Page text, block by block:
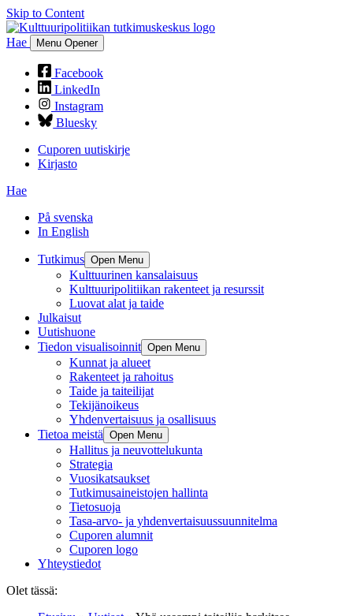
Skip to Content
Hae Menu Opener
Facebook
LinkedIn
Instagram
Bluesky
Cuporen uutiskirje
Kirjasto
Hae
På svenska
In English
Tutkimus Open Menu
Kulttuurinen kansalaisuus
Kulttuuripolitiikan rakenteet ja resurssit
Luovat alat ja taide
Julkaisut
Uutishuone
Tiedon visualisoinnit Open Menu
Kunnat ja alueet
Rakenteet ja rahoitus
Taide ja taiteilijat
Tekijänoikeus
Yhdenvertaisuus ja osallisuus
Tietoa meistä Open Menu
Hallitus ja neuvottelukunta
Strategia
Vuosikatsaukset
Tutkimusaineistojen hallinta
Tietosuoja
Tasa-arvo- ja yhdenvertaisuussuunnitelma
Cuporen alumnit
Cuporen logo
Yhteystiedot
Olet tässä: